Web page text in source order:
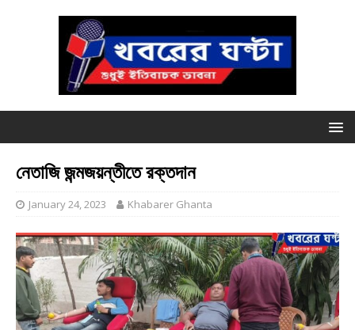
নেতাজি জন্মজয়ন্তীতে রক্তদান
January 24, 2023 Khabarer Ghanta